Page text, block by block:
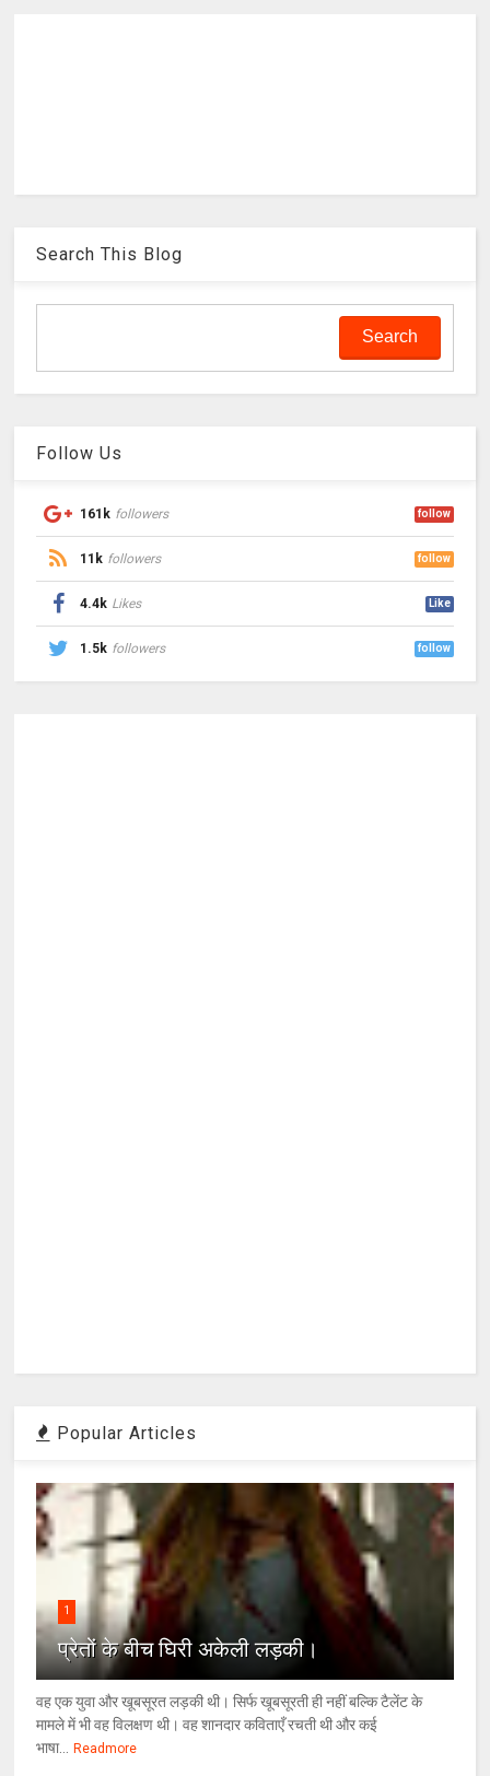
Search This Blog
Follow Us
161k followers follow
11k followers follow
4.4k Likes Like
1.5k followers follow
Popular Articles
1
प्रेतों के बीच घिरी अकेली लड़की।
वह एक युवा और खूबसूरत लड़की थी। सिर्फ खूबसूरती ही नहीं बल्कि टैलेंट के
मामले में भी वह विलक्षण थी। वह शानदार कविताएँ रचती थी और कई
भाषा...
Readmore